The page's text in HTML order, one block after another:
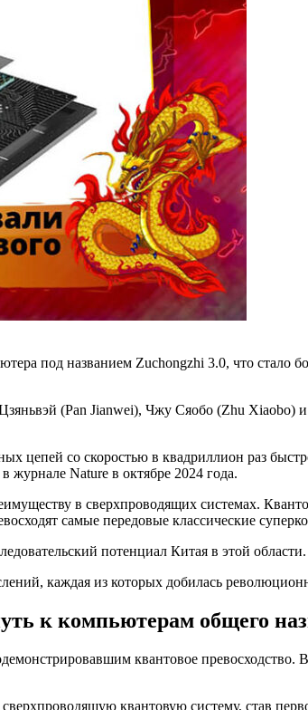
под названием Zuchongzhi 3.0, что
(Pan Jianwei), Чжу Сяобо (Zhu
цепей со скоростью в квадриллион раз
журнале Nature в октябре 2024 года.
в сверхпроводящих системах.
самые передовые классические
потенциал Китая в этой области.
каждая из которых добилась
к компьютерам общего
квантовое превосходство.
квантовую систему, став